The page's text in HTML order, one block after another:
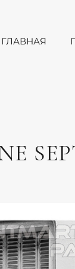
ГЛАВНАЯ